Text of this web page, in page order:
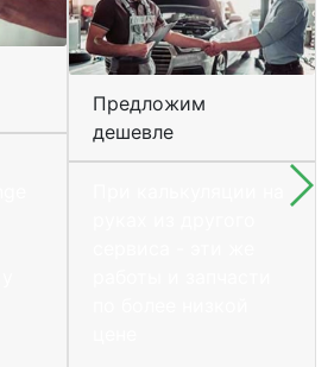
Предложим
дешевле